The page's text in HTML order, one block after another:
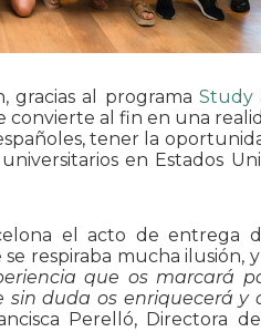
gracias al programaStudy
al fin en una
tener la
en Estados
el acto de entrega
respiraba mucha ilusión,
que os marcará
duda os enriquecerá y
Perelló, Directora